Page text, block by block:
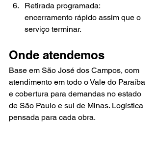
Retirada programada:
encerramento rápido assim que o
serviço terminar.
Onde atendemos
Base em São José dos Campos, com
atendimento em todo o Vale do Paraíba
e cobertura para demandas no estado
de São Paulo e sul de Minas. Logística
pensada para cada obra.